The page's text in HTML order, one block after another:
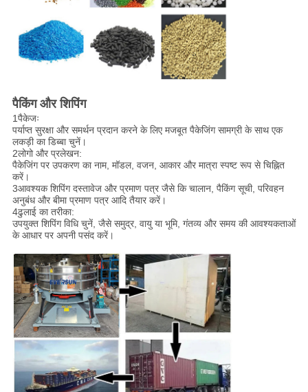
पैकिंग और शिपिंग
1पैकेजः
पर्याप्त सुरक्षा और समर्थन प्रदान करने के लिए मजबूत पैकेजिंग सामग्री के साथ एक
लकड़ी का डिब्बा चुनें।
2लोगो और प्रलेखन:
पैकेजिंग पर उपकरण का नाम, मॉडल, वजन, आकार और मात्रा स्पष्ट रूप से चिह्नित
करें।
3आवश्यक शिपिंग दस्तावेज और प्रमाण पत्र जैसे कि चालान, पैकिंग सूची, परिवहन
अनुबंध और बीमा प्रमाण पत्र आदि तैयार करें।
4ढुलाई का तरीका:
उपयुक्त शिपिंग विधि चुनें, जैसे समुद्र, वायु या भूमि, गंतव्य और समय की आवश्यकताओं
के आधार पर अपनी पसंद करें।